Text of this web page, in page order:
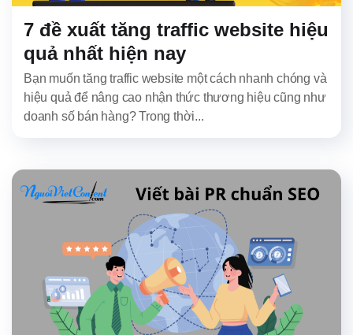
7 đề xuất tăng traffic website hiệu
quả nhất hiện nay
Bạn muốn tăng traffic website một cách nhanh chóng và
hiệu quả để nâng cao nhận thức thương hiệu cũng như
doanh số bán hàng? Trong thời...